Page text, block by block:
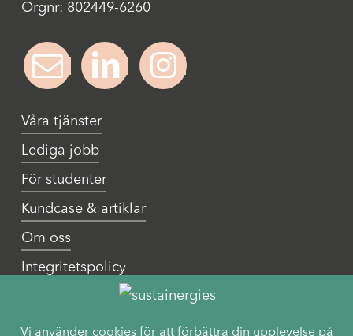
Orgnr: 802449-6260
Våra tjänster
Lediga jobb
För studenter
Kundcase & artiklar
Om oss
Integritetspolicy